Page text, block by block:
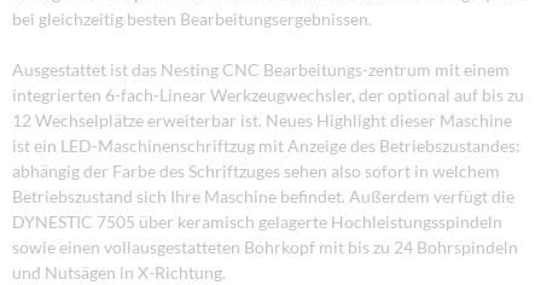
bei gleichzeitig besten Bearbeitungsergebnissen.
Ausgestattet ist das Nesting CNC Bearbeitungs-zentrum mit einem
integrierten 6-fach-Linear Werkzeugwechsler, der optional auf bis zu
12 Wechselplätze erweiterbar ist. Neues Highlight dieser Maschine
ist ein LED-Maschinenschriftzug mit Anzeige des Betriebszustandes:
abhängig der Farbe des Schriftzuges sehen also sofort in welchem
Betriebszustand sich Ihre Maschine befindet. Außerdem verfügt die
DYNESTIC 7505 über keramisch gelagerte Hochleistungsspindeln
sowie einen vollausgestatteten Bohrkopf mit bis zu 24 Bohrspindeln
und Nutsägen in X-Richtung.